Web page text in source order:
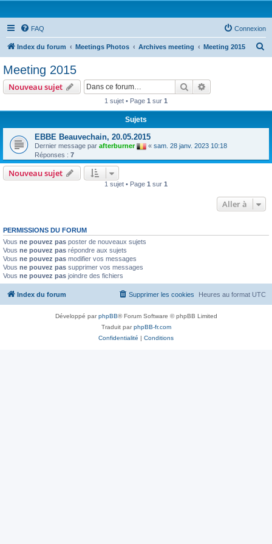
FAQ Connexion
Index du forum Meetings Photos Archives meeting Meeting 2015
e
Meeting 2015
Nouveau sujet Rechercher
1 sujet • Page 1 sur 1
Sujets
EBBE Beauvechain, 20.05.2015
Dernier message par afterburner « sam. 28 janv. 2023 10:18
Réponses : 7
Nouveau sujet
1 sujet • Page 1 sur 1
Aller à
PERMISSIONS DU FORUM
Vous ne pouvez pas poster de nouveaux sujets
Vous ne pouvez pas répondre aux sujets
Vous ne pouvez pas modifier vos messages
Vous ne pouvez pas supprimer vos messages
Vous ne pouvez pas joindre des fichiers
Index du forum Heures au format UTC
Supprimer les cookies
Développé parphpBB® Forum Software © phpBB Limited
Traduit parphpBB-fr.com
Confidentialité | Conditions